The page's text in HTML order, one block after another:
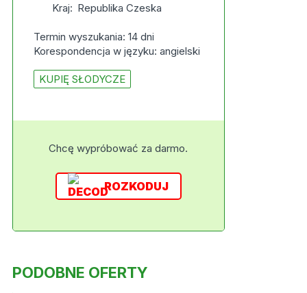
Kraj: Republika Czeska
Termin wyszukania: 14 dni
Korespondencja w języku: angielski
KUPIĘ SŁODYCZE
Chcę wypróbować za darmo.
ROZKODUJ
PODOBNE OFERTY